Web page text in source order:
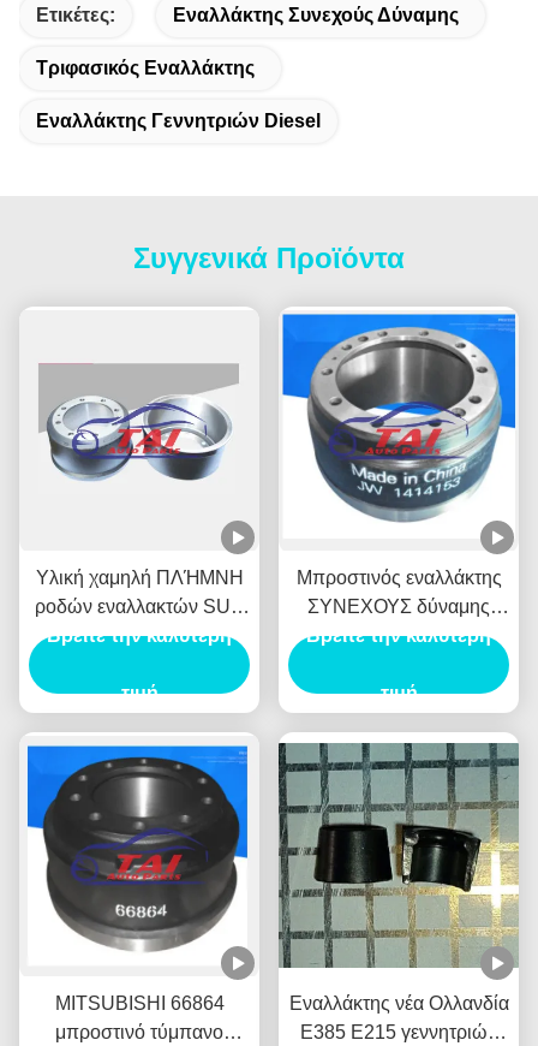
Ετικέτες: Εναλλάκτης Συνεχούς Δύναμης
Τριφασικός Εναλλάκτης
Εναλλάκτης Γεννητριών Diesel
Συγγενικά Προϊόντα
Υλική χαμηλή ΠΛΉΜΝΗ
ροδών εναλλακτών SUV
περιστροφής/λεπτό
BENZ/HYUNADI
Βρείτε την καλύτερη
τιμή
Μπροστινός εναλλάκτης
ΣΥΝΕΧΟΥΣ δύναμης
Tambor Freno Delantero
MITSUBISHI 1414153
Βρείτε την καλύτερη
τιμή
MITSUBISHI 66864
μπροστινό τύμπανο
Εναλλάκτης νέα Ολλανδία
E385 E215 γεννητριών